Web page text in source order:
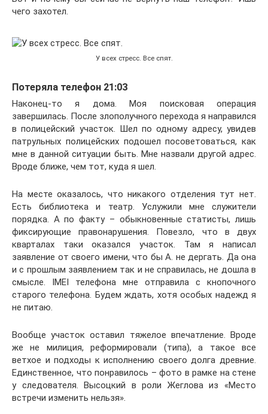
чего захотел.
У всех стресс. Все спят.
Потеряла телефон 21:03
Наконец-то я дома. Моя поисковая операция
завершилась. После злополучного перехода я направился
в полицейский участок. Шел по одному адресу, увидев
патрульных полицейских подошел посоветоваться, как
мне в данной ситуации быть. Мне назвали другой адрес.
Вроде ближе, чем тот, куда я шел.
На месте оказалось, что никакого отделения тут нет.
Есть библиотека и театр. Услужили мне служители
порядка. А по факту – обыкновенные статисты, лишь
фиксирующие правонарушения. Повезло, что в двух
кварталах таки оказался участок. Там я написал
заявление от своего имени, что бы А. не дергать. Да она
и с прошлым заявлением так и не справилась, не дошла в
смысле. IMEI телефона мне отправила с кнопочного
старого телефона. Будем ждать, хотя особых надежд я
не питаю.
Вообще участок оставил тяжелое впечатление. Вроде
же не милиция, реформировали (типа), а такое все
ветхое и подходы к исполнению своего долга древние.
Единственное, что понравилось – фото в рамке на стене
у следователя. Высоцкий в роли Жеглова из «Место
встречи изменить нельзя».